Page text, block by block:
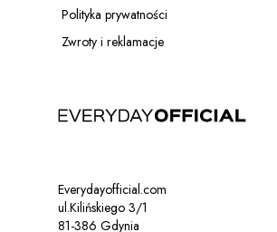
Polityka prywatności
Zwroty i reklamacje
Everydayofficial.com
ul.Kilińskiego 3/1
81-386 Gdynia